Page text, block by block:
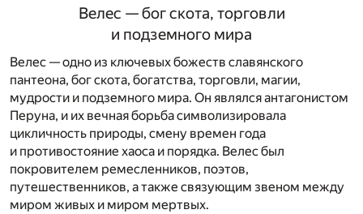
Велес — бог скота, торговли
и подземного мира
Велес — одно из ключевых божеств славянского
пантеона, бог скота, богатства, торговли, магии,
мудрости и подземного мира. Он являлся антагонистом
Перуна, и их вечная борьба символизировала
цикличность природы, смену времен года
и противостояние хаоса и порядка. Велес был
покровителем ремесленников, поэтов,
путешественников, а также связующим звеном между
миром живых и миром мертвых.